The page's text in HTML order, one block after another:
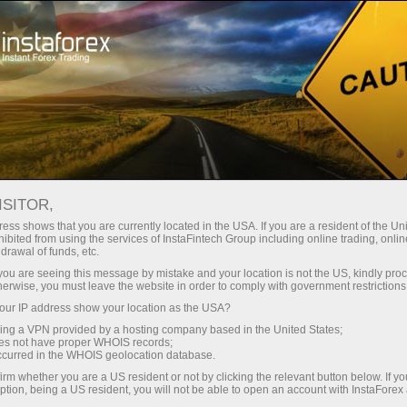
تاجران کے لئے اکاؤنٹ کی اقسام
کم از کم ڈیپازٹ کے ساتھ
تجارتی اکاؤنٹس کی
اقسام
انسٹا فاریکس کی طرف سے پیش کردہ ہر قسم
کا اکاؤنٹ ایک عالمی تجارتی ٹول کے طور
پر کام کرتا ہے جو بین الاقوامی مالیاتی
منڈیوں پر کام کرنے کو ممکن بناتا ہے۔
shows that you are currently located in the USA. If you are a resident of the
from using the services of InstaFintech Group including online trading,
of funds, etc.
are seeing this message by mistake and your location is not the US, kindly
you must leave the website in order to comply with government
IP address show your location as the USA?
a VPN provided by a hosting company based in the United States;
not have proper WHOIS records;
in the WHOIS geolocation database.
whether you are a US resident or not by clicking the relevant button below. If
being a US resident, you will not be able to open an account with InstaForex